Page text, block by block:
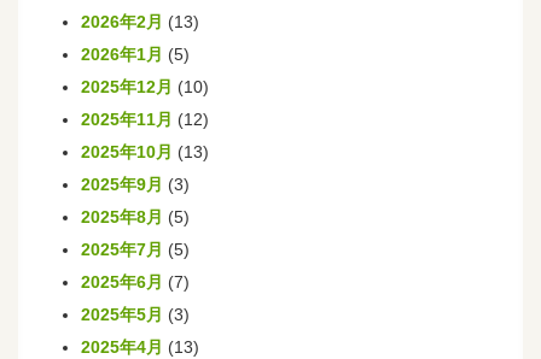
2026年2月 (13)
2026年1月 (5)
2025年12月 (10)
2025年11月 (12)
2025年10月 (13)
2025年9月 (3)
2025年8月 (5)
2025年7月 (5)
2025年6月 (7)
2025年5月 (3)
2025年4月 (13)